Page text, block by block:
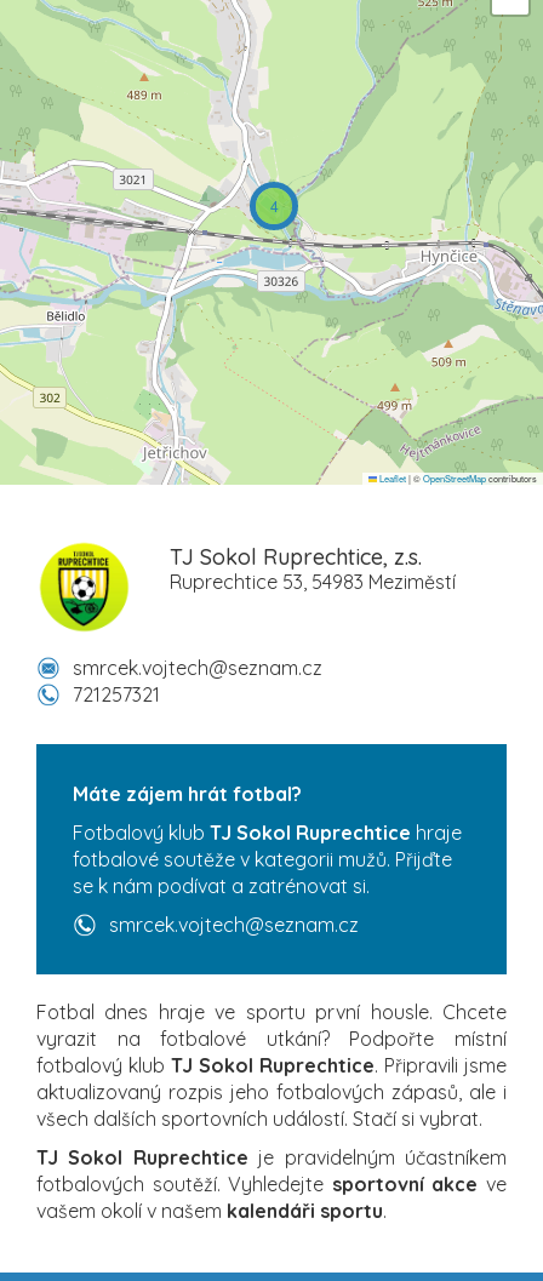
4
Leaflet|©OpenStreetMapcontributors
TJ Sokol Ruprechtice, z.s.
Ruprechtice 53, 54983 Meziměstí
smrcek.vojtech@seznam.cz
721257321
Máte zájem hrát fotbal?
Fotbalový klub TJ Sokol Ruprechtice hraje
fotbalové soutěže v kategorii mužů. Přijďte
se k nám podívat a zatrénovat si.
smrcek.vojtech@seznam.cz
Fotbal dnes hraje ve sportu první housle. Chcete
vyrazit na fotbalové utkání? Podpořte místní
fotbalový klub TJ Sokol Ruprechtice. Připravili jsme
aktualizovaný rozpis jeho fotbalových zápasů, ale i
všech dalších sportovních událostí. Stačí si vybrat.
TJ Sokol Ruprechtice je pravidelným účastníkem
fotbalových soutěží. Vyhledejte sportovní akce ve
vašem okolí v našem kalendáři sportu.